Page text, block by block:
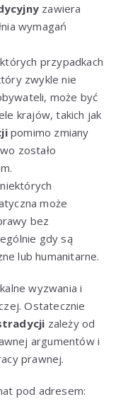
zawiera
wymagań
przypadkach
zwykle nie
może być
krajów, takich jak
pomimo zmiany
zostało
może
bez
gdy są
lub humanitarne.
wyzwania i
Ostatecznie
zależy od
argumentów i
prawnej.
pod adresem: